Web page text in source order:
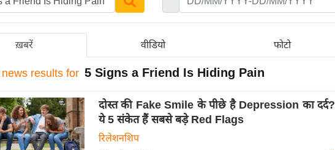
ख़बरें वीडियो फोटो
news results for 5 Signs a Friend Is Hiding Pain
दोस्त की Fake Smile के पीछे है Depression का दर्द?
ये 5 संकेत हैं सबसे बड़े Red Flags
रिलेशनशिप